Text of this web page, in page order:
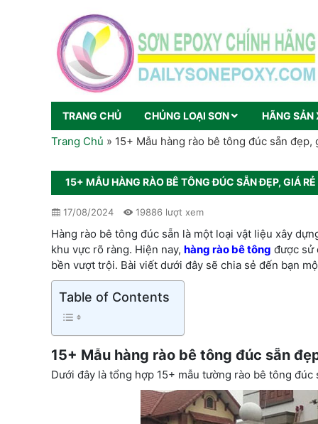
TRANG CHỦ CHỦNG LOẠI SƠN HÃNG SẢN
Trang Chủ » 15+ Mẫu hàng rào bê tông đúc sẵn đẹp,
15+ MẪU HÀNG RÀO BÊ TÔNG ĐÚC SẴN ĐẸP, GIÁ
17/08/2024 19886 lượt xem
Hàng rào bê tông đúc sẵn là một loại vật liệu xây
khu vực rõ ràng. Hiện nay, hàng rào bê tông được sử
bền vượt trội. Bài viết dưới đây sẽ chia sẻ đến bạn
Table of Contents
15+ Mẫu hàng rào bê tông đúc sẵn
Dưới đây là tổng hợp 15+ mẫu tường rào bê tông